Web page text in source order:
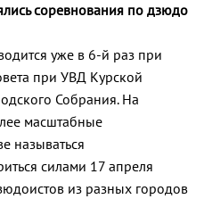
соревнования по дзюдо
уже в 6-й раз при
при УВД Курской
Собрания. На
масштабные
называться
силами 17 апреля
из разных городов